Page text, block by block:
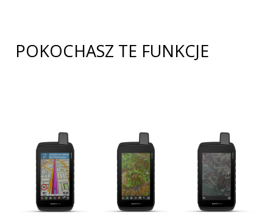
POKOCHASZ TE FUNKCJE